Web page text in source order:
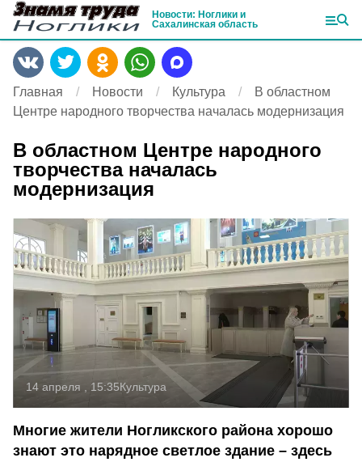
Новости: Ноглики и
Сахалинская область
Главная Новости Культура
В областном
Центре народного творчества началась модернизация
В областном Центре народного
творчества началась
модернизация
14 апреля , 15:35Культура
Многие жители Ногликского района хорошо
знают это нарядное светлое здание – здесь